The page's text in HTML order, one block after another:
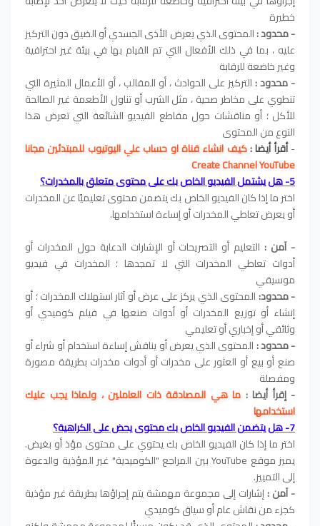
خطيرة
- محدود :المحتوى الذي يعرض الأذى الجسدي أو الضيق دون التركيز
عليه ، بما في ذلك الأفعال التي تم القيام بها في بيئة غير احترافية
وغير خاضعة للرقابة
- محدود : التركيز على الحوادث ، أو المقالب ، أو الأعمال المثيرة التي
تنطوي على مخاطر صحية ، مثل الشرب أو تناول الأطعمة غير الصالحة
للأكل ؛ أو مناقشات حول مقاطع الفيديو الشائعة التي تعرض هذا
النوع من المحتوى
-أقرأ أيضا :كيف انشاء قناة او حساب علي اليوتيوب للمبتدئين مجانا
Create Channel YouTube
5- هل يشتمل الفيديو الخاص بك على محتوى متعلق بالمخدرات؟
اختر ما إذا كان الفيديو الخاص بك يتضمن محتوى تعليميًا عن المخدرات
أو يعرض تعاطي المخدرات أو إساءة استخدامها.
- آمن : التعليم أو التصريحات أو الإشارات الدعابة حول المخدرات أو
أدوات تعاطي المخدرات التي لا تمجدها ؛ المخدرات في فيديو
موسيقي
- محدود: المحتوى الذي يركز على عرض أو آثار استهلاك المخدرات ؛ أو
إنشاء أو توزيع المخدرات أو أدوات صنعها في فيلم كوميدي أو
وثائقي أو إخباري أو تعليمي
- محدود : المحتوى الذي يعرض أو يناقش إساءة استخدام أو شراء أو
صنع أو بيع أو العثور على مخدرات أو أدوات مخدرات بطريقة مصورة
ومفصلة
- إقرأ أيضا : ما هي المصادقة ذات العاملين ، ولماذا يجب عليك
استخدامها
7- هل يتضمن الفيديو الخاص بك محتوى يحض على الكراهية؟
اختر ما إذا كان الفيديو الخاص بك يحتوي على محتوى مؤذ أو بغيض.
يميز موقع YouTube بين المراجع "الكوميدية" غير المؤذية والدعوة
إلى التمييز.
- آمن :إشارات إلى مجموعة مهمشة يتم إجراؤها بطريقة غير مؤذية
كجزء من نقاش عام أو سياق كوميدي